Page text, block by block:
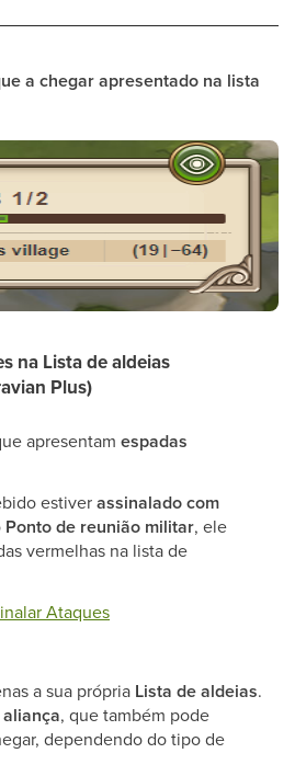
a chegar apresentado na lista
na Lista de aldeias
Plus)
apresentam espadas
estiverassinalado com
Ponto de reunião militar, ele
vermelhas na lista de
Ataques
a sua própria Lista de aldeias.
, que também pode
dependendo do tipo de